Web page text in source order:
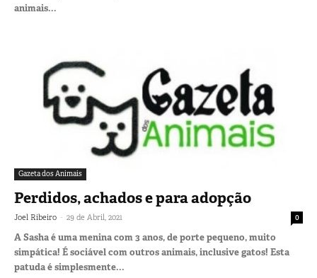
animais...
Gazeta dos Animais
Perdidos, achados e para adopção
Joel Ribeiro - 29 de Abril, 2021 0
A Sasha é uma menina com 3 anos, de porte pequeno, muito
simpática! É sociável com outros animais, inclusive gatos! Esta
patuda é simplesmente...